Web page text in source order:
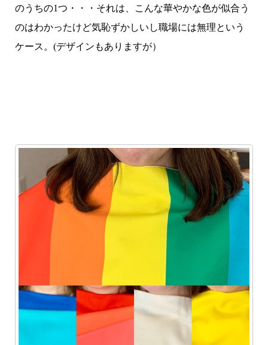
のうちの1つ・・・それは、こんな華やかな色が似合う
のはわかったけど気恥ずかしいし職場には無理という
ケース。(デザインもありますが）